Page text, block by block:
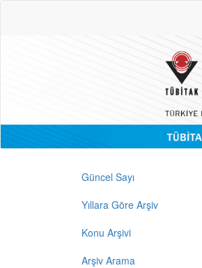
Güncel Sayı
Yıllara Göre Arşiv
Konu Arşivi
Arşiv Arama